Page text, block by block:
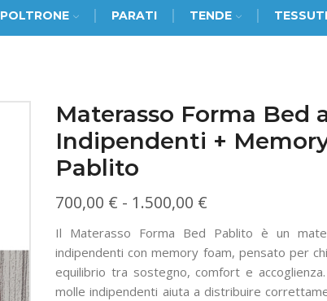
POLTRONE PARATI TENDE TESSUTI
Materasso Forma Bed
Indipendenti +
Pablito
700,00 € - 1.500,00 €
di
prezzo:
da
Il Materasso Forma Bed Pablito è un
indipendenti con memory foam, pensato per
equilibrio tra sostegno, comfort e
molle indipendenti aiuta a distribuire